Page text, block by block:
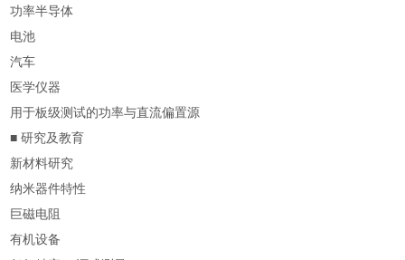
功率半导体
电池
汽车
医学仪器
用于板级测试的功率与直流偏置源
■ 研究及教育
新材料研究
纳米器件特性
巨磁电阻
有机设备